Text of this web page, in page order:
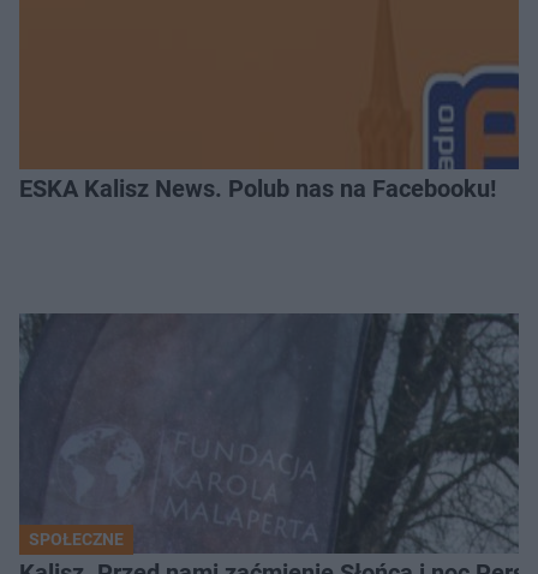
ESKA Kalisz News. Polub nas na Facebooku!
SPOŁECZNE